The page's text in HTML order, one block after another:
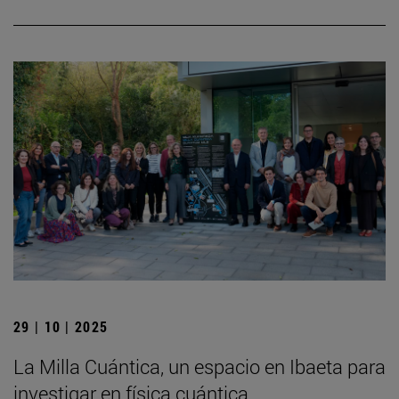
29 | 10 | 2025
La Milla Cuántica, un espacio en Ibaeta para
investigar en física cuántica